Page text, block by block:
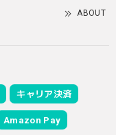
ABOUT
キャリア決済
Amazon Pay